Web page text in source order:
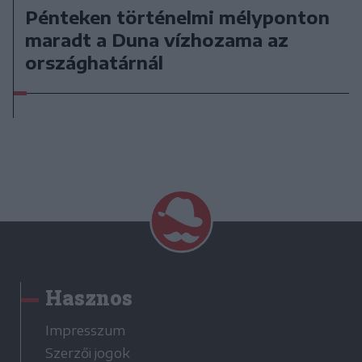
Pénteken történelmi mélyponton
maradt a Duna vízhozama az
országhatárnál
Hasznos
Impresszum
Szerzői jogok